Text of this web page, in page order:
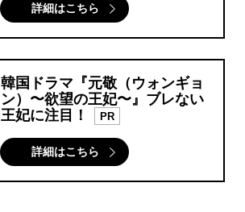
詳細はこちら
韓国ドラマ『元敬（ウォンギョ
ン）〜欲望の王妃〜』ブレない
王妃に注目！
PR
詳細はこちら